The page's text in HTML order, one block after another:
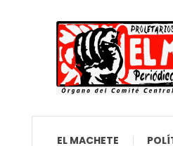
EL MACHETE